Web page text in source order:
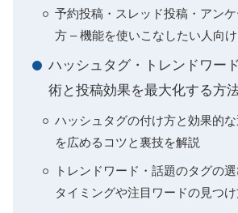
予約投稿・スレッド投稿・アン
方 – 機能を使いこなしたい人向け
ハッシュタグ・トレンドワー
術と投稿効果を最大化する方
ハッシュタグの付け方と効果的
を広めるコツと裏技を解説
トレンドワード・話題のタグの
タイミングや注目ワードの見つ